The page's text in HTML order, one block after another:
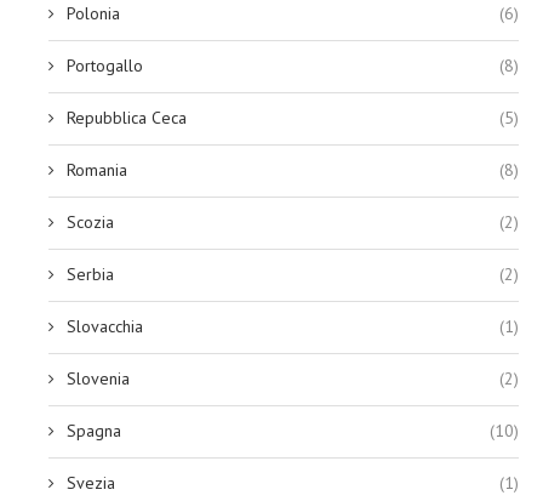
Polonia (6)
Portogallo (8)
Repubblica Ceca (5)
Romania (8)
Scozia (2)
Serbia (2)
Slovacchia (1)
Slovenia (2)
Spagna (10)
Svezia (1)